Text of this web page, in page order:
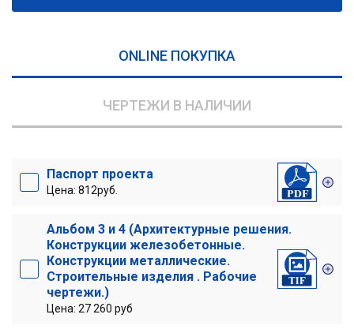
ONLINE ПОКУПКА
ЧЕРТЕЖИ В НАЛИЧИИ
Паспорт проекта
Цена: 812руб.
Альбом 3 и 4 (Архитектурные решения.
Конструкции железобетонные.
Конструкции металлические.
Строительные изделия . Рабочие
чертежи.)
Цена: 27 260 руб